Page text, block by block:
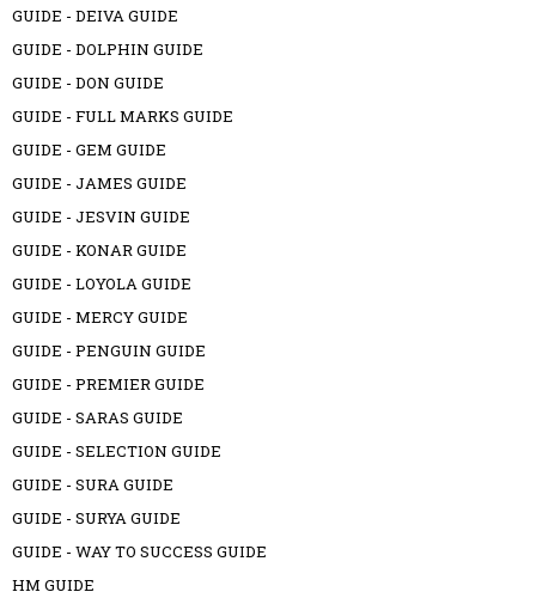
GUIDE - DEIVA GUIDE
GUIDE - DOLPHIN GUIDE
GUIDE - DON GUIDE
GUIDE - FULL MARKS GUIDE
GUIDE - GEM GUIDE
GUIDE - JAMES GUIDE
GUIDE - JESVIN GUIDE
GUIDE - KONAR GUIDE
GUIDE - LOYOLA GUIDE
GUIDE - MERCY GUIDE
GUIDE - PENGUIN GUIDE
GUIDE - PREMIER GUIDE
GUIDE - SARAS GUIDE
GUIDE - SELECTION GUIDE
GUIDE - SURA GUIDE
GUIDE - SURYA GUIDE
GUIDE - WAY TO SUCCESS GUIDE
HM GUIDE